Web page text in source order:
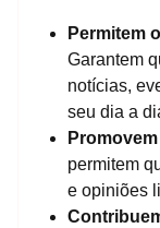
Permitem
Garantem
notícias,
seu dia a
permitem
e opiniões